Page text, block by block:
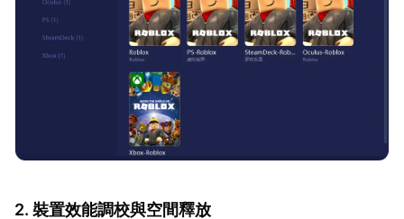
2. 裝置效能調校與空間釋放